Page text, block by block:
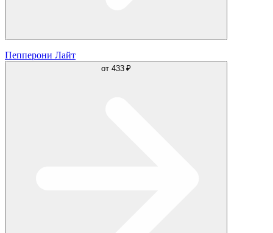
Пепперони Лайт
от 433 ₽